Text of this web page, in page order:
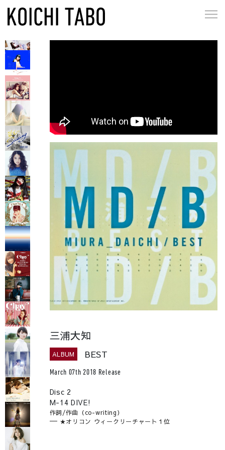
三浦大知
ALBUM BEST
March 07th 2018 Release
Disc 2
M-14 DIVE!
作詞/作曲（co-writing）
★オリコン ウィークリーチャート１位